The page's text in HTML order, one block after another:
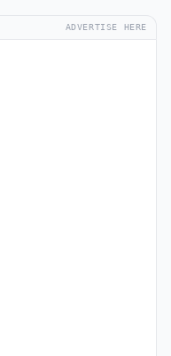
ADVERTISE HERE